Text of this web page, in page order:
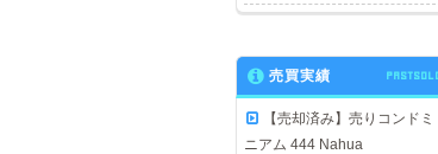
売買実績
【売却済み】売りコンドミ
ニアム 444 Nahua